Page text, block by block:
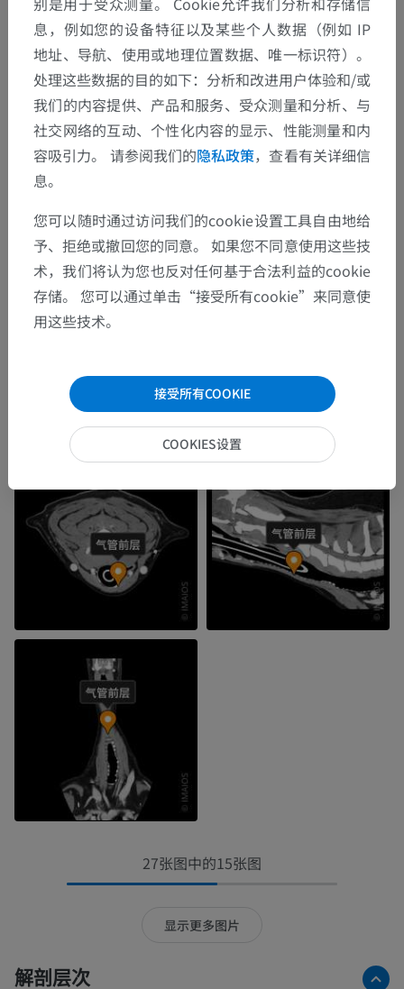
27张图中的15张图
显示更多图片
解剖层次
息，例如您的设备特征以及某些个人数据（例如 IP
地址、导航、使用或地理位置数据、唯一标识符）。
处理这些数据的目的如下：分析和改进用户体验和/或
我们的内容提供、产品和服务、受众测量和分析、与
社交网络的互动、个性化内容的显示、性能测量和内
容吸引力。 请参阅我们的隐私政策，查看有关详细信
息。
您可以随时通过访问我们的cookie设置工具自由地给
予、拒绝或撤回您的同意。 如果您不同意使用这些技
术，我们将认为您也反对任何基于合法利益的cookie
存储。 您可以通过单击“接受所有cookie”来同意使
用这些技术。
接受所有COOKIE
COOKIES设置